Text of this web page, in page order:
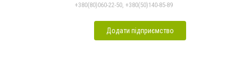
+380(80)060-22-50, +380(50)140-85-89
Додати підприємство